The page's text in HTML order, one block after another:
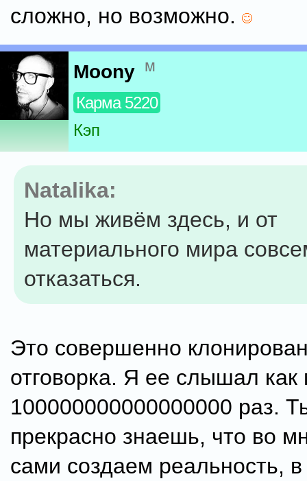
сложно, но возможно.
Moony м
Карма 5220
Кэп
Natalika:
Но мы живём здесь, и от
материального мира
отказаться.
Это совершенно
отговорка. Я ее слышал
100000000000000000 раз.
прекрасно знаешь, что во
сами создаем реальность, в